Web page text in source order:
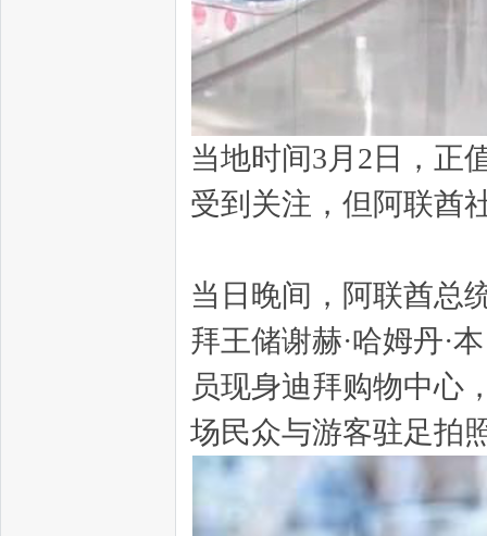
当地时间3月2日，正
受到关注，但阿联酋
当日晚间，阿联酋总
拜王储谢赫·哈姆丹·
员现身迪拜购物中心
场民众与游客驻足拍